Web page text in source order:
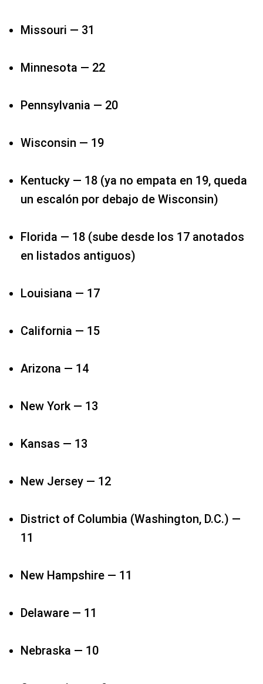
Missouri — 31​
Minnesota — 22​
Pennsylvania — 20​
Wisconsin — 19​
Kentucky — 18 (ya no empata en 19, queda
un escalón por debajo de Wisconsin)​
Florida — 18​ (sube desde los 17 anotados
en listados antiguos)​
Louisiana — 17​
California — 15
Arizona — 14
New York — 13​
Kansas — 13​
New Jersey — 12​
District of Columbia (Washington, D.C.) —
11​
New Hampshire — 11​
Delaware — 11​
Nebraska — 10​